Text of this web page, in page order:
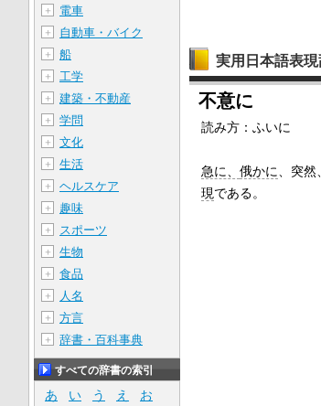
実用日本語表
不意に
読み方： ふいに
急に、 俄かに、突然、
現である。
＋ 電車
＋ 自動車・バイク
＋ 船
＋ 工学
＋ 建築・不動産
＋ 学問
＋ 文化
＋ 生活
＋ ヘルスケア
＋ 趣味
＋ スポーツ
＋ 生物
＋ 食品
＋ 人名
＋ 方言
＋ 辞書・百科事典
すべての辞書の索引
あ い う え
お